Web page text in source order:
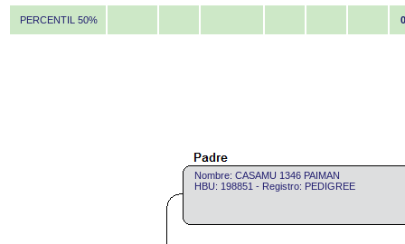
PERCENTIL 50%
Nombre: CASAMU 1346 PAIMAN
HBU: 198851 - Registro: PEDIGREE